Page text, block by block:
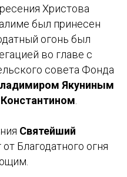
Христова
был принесен
огонь был
во главе с
совета Фонда
Якуниным
Святейший
Благодатного огня